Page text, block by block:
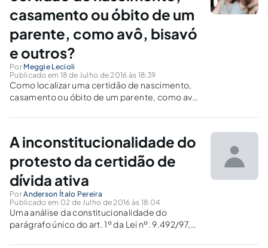
casamento ou óbito de um
parente, como avô, bisavó
e outros?
Por Meggie Lecioli
Publicado em 18 de Julho de 2016 às 18:39
Como localizar uma certidão de nascimento,
casamento ou óbito de um parente, como avô,
A inconstitucionalidade do
protesto da certidão de
dívida ativa
PorAnderson Ítalo Pereira
Publicado em 02 de Julho de 2016 às 18:04
Uma análise da constitucionalidade do
parágrafo único do art. 1º da Lei nº. 9.492/97,